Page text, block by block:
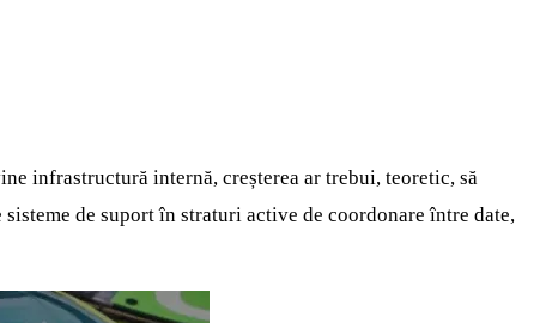
infrastructură internă, creșterea ar trebui, teoretic, să
de suport în straturi active de coordonare între date,